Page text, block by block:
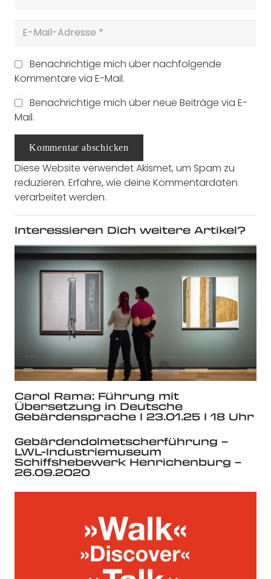
Benachrichtige mich über nachfolgende
Kommentare via E-Mail.
Benachrichtige mich über neue Beiträge via E-
Mail.
Kommentar abschicken
Diese Website verwendet Akismet, um Spam zu
reduzieren. Erfahre, wie deine Kommentardaten
verarbeitet werden.
Interessieren Dich weitere Artikel?
Carol Rama: Führung mit
Übersetzung in Deutsche
Gebärdensprache I 23.01.25 I 18 Uhr
Gebärdendolmetscherführung –
LWL-Industriemuseum
Schiffshebewerk Henrichenburg –
26.09.2020